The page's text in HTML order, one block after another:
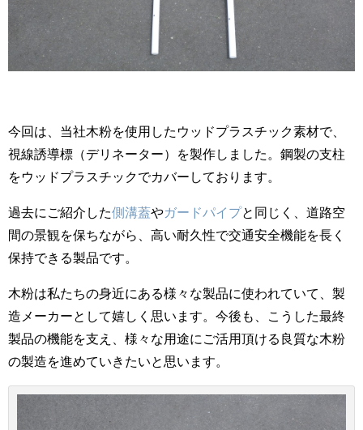
今回は、当社木粉を使用したウッドプラスチック素材で、
視線誘導標（デリネーター）を製作しました。鋼製の支柱
をウッドプラスチックでカバーしております。
過去にご紹介した側溝蓋やガードパイプと同じく、道路空
間の景観を保ちながら、高い耐久性で交通安全機能を長く
保持できる製品です。
木粉は私たちの身近にある様々な製品に使われていて、製
造メーカーとして嬉しく思います。今後も、こうした最終
製品の機能を支え、様々な用途にご活用頂ける良質な木粉
の製造を進めていきたいと思います。